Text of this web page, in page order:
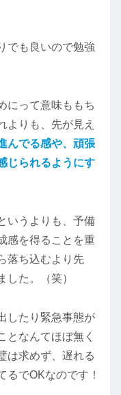
でも良いので勉強
にって意味ももち
よりも、先が見え
んでる感や、頑張
じられるようにす
いうよりも、予備
感を得ることを重
落ち込むより先
した。（笑）
したり緊急事態が
となんてほぼ無く
は求めず、遅れる
るでOKなのです！